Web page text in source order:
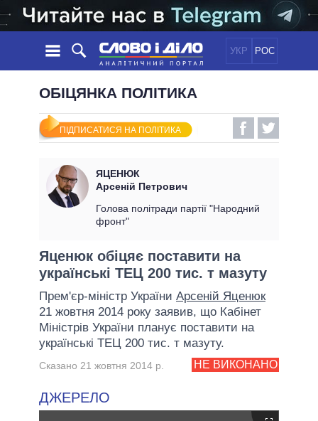
УКР РОС
НОВИНИ
СТРІЧКА
ПОДІЇ
СТАТТІ
ДУМКИ
ОГЛЯДИ
ДАЙДЖЕСТИ
ПОЛІТИКА
ЕКОНОМІКА
СВІТ
ОБIЦЯНКИ
УСІ ПОЛІТИКИ
ПРЕЗИДЕНТ І ОФІС
ВЕРХОВНА РАДА
ГОЛОВИ ОБЛАДМІНІСТРАЦІЙ
ВСІ ПЕРСОНИ
ІНФОГРАФІКА
ВІДЕО
ПОРІВНЯННЯ ПОЛІТИКІВ
ОБІЦЯНКА ПОЛІТИКА
ПІДПИСАТИСЯ НА ПОЛІТИКА
ЯЦЕНЮК
Арсеній Петрович
Голова політради партії "Народний
фронт"
Яценюк обіцяє поставити на
українські ТЕЦ 200 тис. т мазуту
Прем'єр-міністр України Арсеній Яценюк
21 жовтня 2014 року заявив, що Кабінет
Міністрів України планує поставити на
українські ТЕЦ 200 тис. т мазуту.
НЕ ВИКОНАНО
Сказано 21 жовтня 2014 р.
ДЖЕРЕЛО